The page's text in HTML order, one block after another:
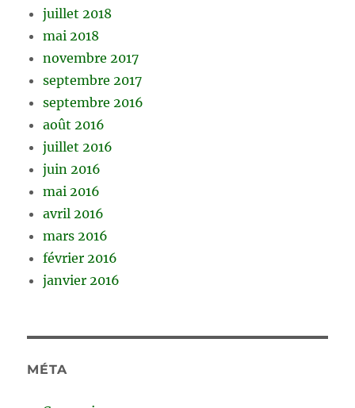
juillet 2018
mai 2018
novembre 2017
septembre 2017
septembre 2016
août 2016
juillet 2016
juin 2016
mai 2016
avril 2016
mars 2016
février 2016
janvier 2016
MÉTA